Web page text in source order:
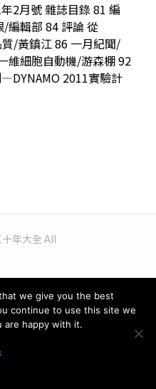
2月號 雜誌目錄 81 編
編輯部 84 評論 從
/黃鎮江 86 一月紀聞/
維細胞自動機/游森棚 92
2011實驗計
年大全 All
we give you the best
continue to use this site we
are happy with it.